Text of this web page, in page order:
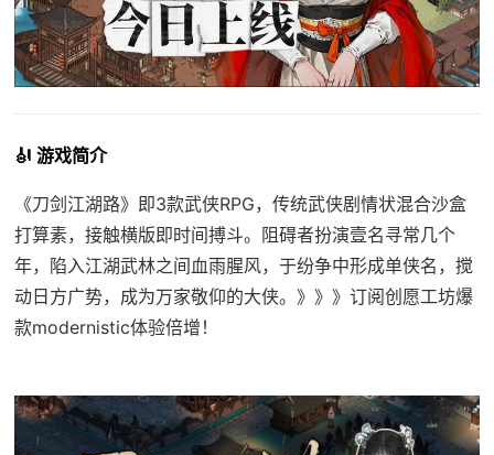
🎻 游戏简介
《刀剑江湖路》即3款武侠RPG，传统武侠剧情状混合沙盒
打算素，接触横版即时间搏斗。阻碍者扮演壹名寻常几个
年，陷入江湖武林之间血雨腥风，于纷争中形成单侠名，搅
动日方广势，成为万家敬仰的大侠。》》》订阅创愿工坊爆
款modernistic体验倍增！